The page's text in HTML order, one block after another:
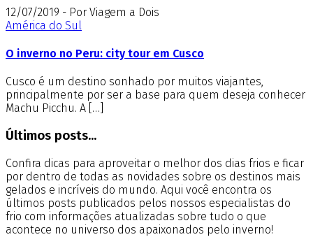
12/07/2019 - Por Viagem a Dois
América do Sul
O inverno no Peru: city tour em Cusco
Cusco é um destino sonhado por muitos viajantes,
principalmente por ser a base para quem deseja conhecer
Machu Picchu. A […]
Últimos posts...
Confira dicas para aproveitar o melhor dos dias frios e ficar
por dentro de todas as novidades sobre os destinos mais
gelados e incríveis do mundo. Aqui você encontra os
últimos posts publicados pelos nossos especialistas do
frio com informações atualizadas sobre tudo o que
acontece no universo dos apaixonados pelo inverno!